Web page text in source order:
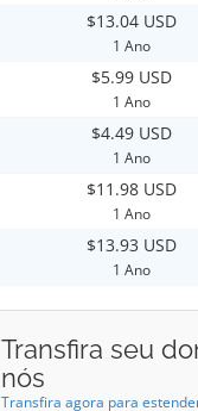
$13.04 USD
1 Ano
$5.99 USD
1 Ano
$4.49 USD
1 Ano
$11.98 USD
1 Ano
$13.93 USD
1 Ano
Transfira seu
nós
Transfira agora para